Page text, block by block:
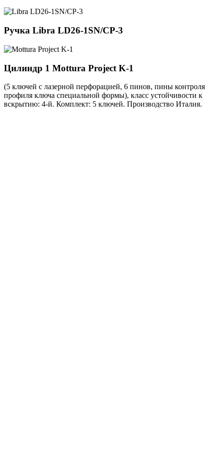
Ручка Libra LD26-1SN/CP-3
Цилиндр 1 Mottura Project K-1
(5 ключей с лазерной перфорацией, 6 пинов, пины контроля
профиля ключа специальной формы), класс устойчивости к
вскрытию: 4-й. Комплект: 5 ключей. Производство Италия.